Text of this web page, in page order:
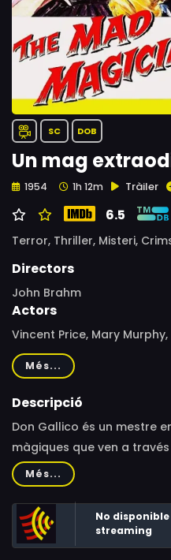
SC DOB
Un mag
1954 1h 12m Tràiler
6.5
Terror, Thriller, Misteri,
Directors
John Brahm
Actors
Vincent Price, Mary
Donald Randolph, Lenita
Novello, Corey Allen,
Talbot, Roland Varno
Més...
Descripció
Don Gallico és un mestre
màgiques que ven a
Ormond, a mags famosos
mestre en el disseny de
Quan Don s'embarca en
Gallico 'the Great',
magistrals, els seus
Més...
No
streaming